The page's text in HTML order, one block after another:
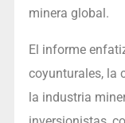
minera global.
El informe
coyunturales, la
la industria